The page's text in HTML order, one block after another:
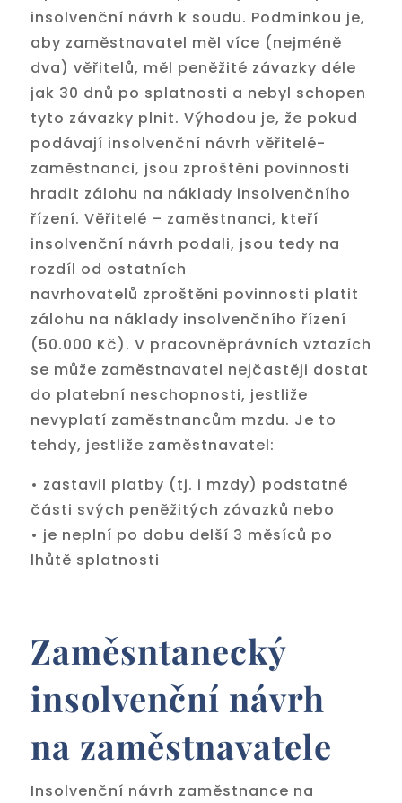
insolvenční návrh k soudu. Podmínkou je,
aby zaměstnavatel měl více (nejméně
dva) věřitelů, měl peněžité závazky déle
jak 30 dnů po splatnosti a nebyl schopen
tyto závazky plnit. Výhodou je, že pokud
podávají insolvenční návrh věřitelé-
zaměstnanci, jsou zproštěni povinnosti
hradit zálohu na náklady insolvenčního
řízení. Věřitelé – zaměstnanci, kteří
insolvenční návrh podali, jsou tedy na
rozdíl od ostatních
navrhovatelů zproštěni povinnosti platit
zálohu na náklady insolvenčního řízení
(50.000 Kč). V pracovněprávních vztazích
se může zaměstnavatel nejčastěji dostat
do platební neschopnosti, jestliže
nevyplatí zaměstnancům mzdu. Je to
tehdy, jestliže zaměstnavatel:
• zastavil platby (tj. i mzdy) podstatné
části svých peněžitých závazků nebo
• je neplní po dobu delší 3 měsíců po
lhůtě splatnosti
Zaměsntanecký
insolvenční návrh
na zaměstnavatele
Insolvenční návrh zaměstnance na